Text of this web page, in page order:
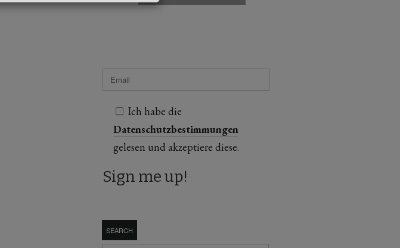
Ich habe die
Datenschutzbestimmungen
gelesen und akzeptiere diese.
SEARCH